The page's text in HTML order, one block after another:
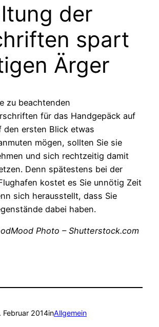
der
spart
Ärger
zu beachtenden
für das Handgepäck auf
den ersten Blick etwas
mögen, sollten Sie sie
und sich rechtzeitig damit
Denn spätestens bei der
kostet es Sie unnötig Zeit
sich herausstellt, dass Sie
dabei haben.
Photo – Shutterstock.com
Februar 2014inAllgemein